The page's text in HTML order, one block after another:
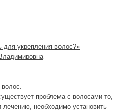
для укрепления волос?»
проблема с волосами то,
необходимо установить